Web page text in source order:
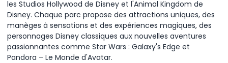
les Studios Hollywood de Disney et l'Animal Kingdom de
Disney. Chaque parc propose des attractions uniques, des
manèges à sensations et des expériences magiques, des
personnages Disney classiques aux nouvelles aventures
passionnantes comme Star Wars : Galaxy's Edge et
Pandora – Le Monde d'Avatar.